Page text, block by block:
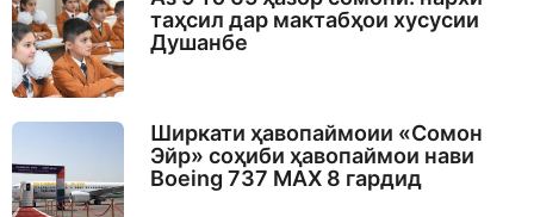
o
таҳсил дар мактабҳои хусусии
Душанбе
Ширкати ҳавопаймоии «Сомон
Эйр» соҳиби ҳавопаймои нави
Boeing 737 MAX 8 гардид